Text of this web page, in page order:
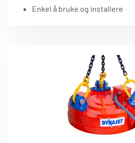
Enkel å bruke og installere